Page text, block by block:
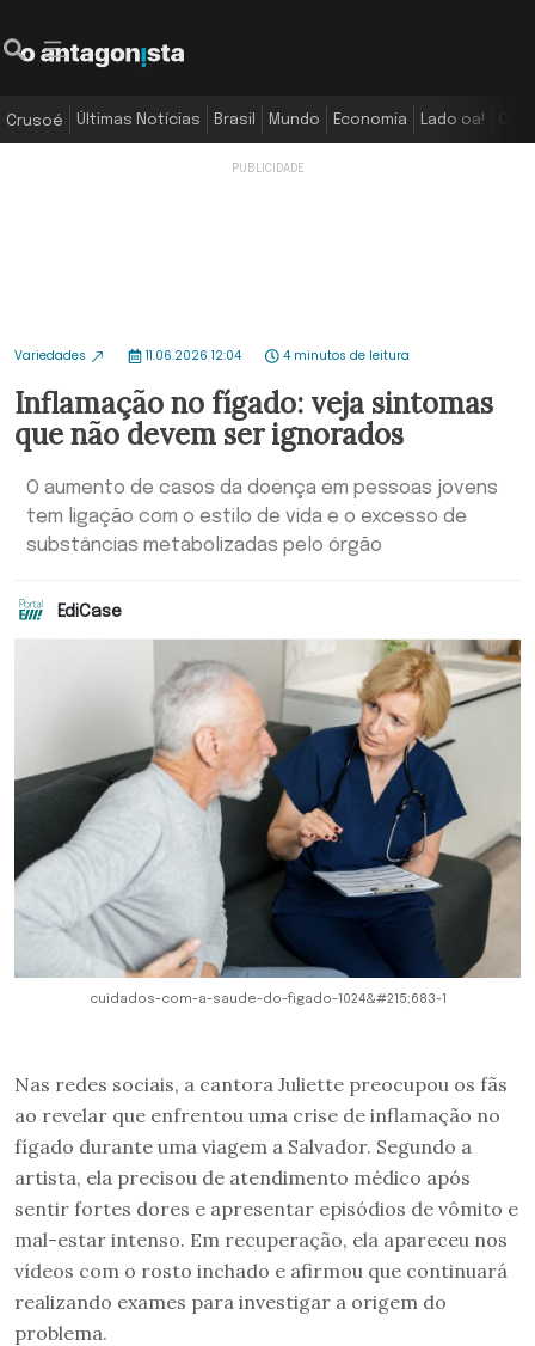
Crusoé Últimas Notícias Brasil Mundo Economia Lado oa!
Variedades 11.06.2026 12:04 4 minutos de leitura
Inflamação no fígado: veja sintomas
que não devem ser ignorados
O aumento de casos da doença em pessoas jovens
tem ligação com o estilo de vida e o excesso de
substâncias metabolizadas pelo órgão
EdiCase
cuidados-com-a-saude-do-figado-1024&#215;683-1
Nas redes sociais, a cantora Juliette preocupou os fãs
ao revelar que enfrentou uma crise de inflamação no
fígado durante uma viagem a Salvador. Segundo a
artista, ela precisou de atendimento médico após
sentir fortes dores e apresentar episódios de vômito e
mal-estar intenso. Em recuperação, ela apareceu nos
vídeos com o rosto inchado e afirmou que continuará
realizando exames para investigar a origem do
problema.